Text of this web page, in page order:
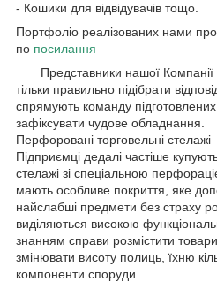
- Кошики для відвідувачів тощо.
Портфоліо реалізованих нами
по посилання
Представники нашої Компанії
тільки правильно підібрати
спрямують команду
зафіксувати чудове обладнання.
Перфоровані торговельні
Підприємці дедалі частіше
стелажі зі спеціальною
мають особливе покриття, яке
найслабші предмети без страху
виділяються високою
знанням справи розмістити
змінювати висоту полиць, їхню
компоненти споруди.